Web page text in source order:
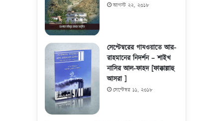
আগস্ট ২২, ২০১৮
সেপ্টেম্বরের গাযওয়াতে আর-
রাহমানের নিদর্শন – শাইখ
নাসির আল-ফাহদ [ফাক্কাল্লাহু
আসরা ]
সেপ্টেম্বর ১১, ২০১৮